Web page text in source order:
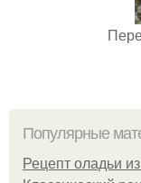
Популярные
Рецепт оладьи